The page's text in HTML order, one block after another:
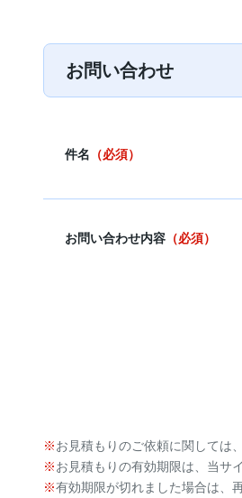
お問い合わせ
件名 （必須）
お問い合わせ内容 （必須）
お見積もりのご依頼に関しては
お見積もりの有効期限は、当サ
有効期限が切れました場合は、